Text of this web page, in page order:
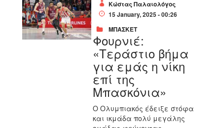
Κώστας Παλαιολόγος
15 January, 2025 - 00:26
ΜΠΑΣΚΕΤ
Φουρνιέ:
«Τεράστιο βήμα
για εμάς η νίκη
επί της
Μπασκόνια»
Ο Ολυμπιακός έδειξε στόφα
και ικμάδα πολύ μεγάλης